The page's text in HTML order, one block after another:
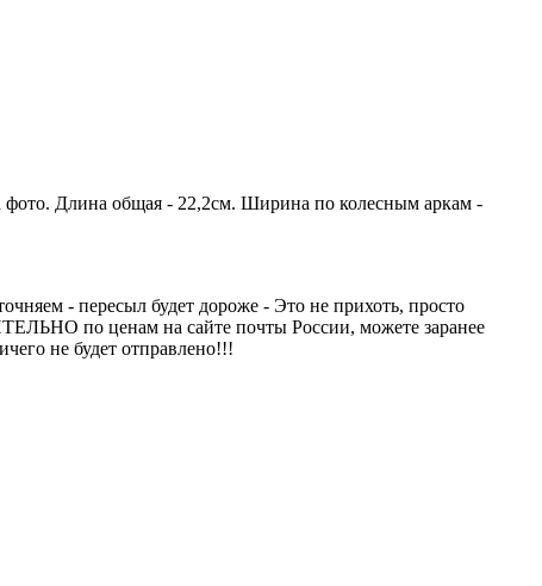
фото. Длина общая - 22,2см. Ширина по колесным аркам -
- пересыл будет дороже - Это не прихоть, просто
по ценам на сайте почты России, можете заранее
не будет отправлено!!!